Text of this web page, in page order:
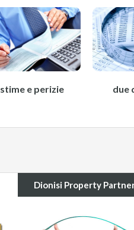
stime e perizie due
Dionisi Property